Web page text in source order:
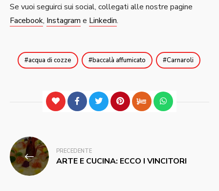
Se vuoi seguirci sui social, collegati alle nostre pagine
Facebook, Instagram e Linkedin.
acqua di cozze baccalà affumicato Carnaroli
Navigazione
articoli
PRECEDENTE
ARTE E CUCINA: ECCO I VINCITORI